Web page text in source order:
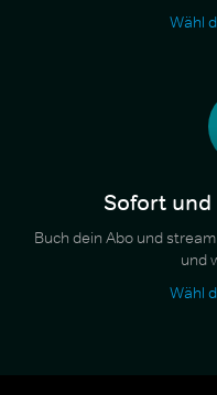
Wähl
Sofort
Buch dein Abo und
und
Wähl